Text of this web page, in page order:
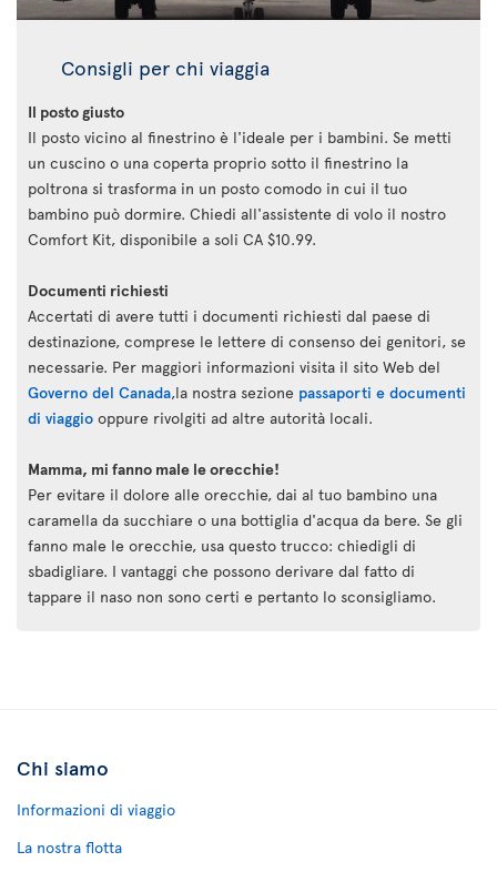
Consigli per chi viaggia
Il posto giusto
Il posto vicino al finestrino è l'ideale per i bambini. Se metti
un cuscino o una coperta proprio sotto il finestrino la
poltrona si trasforma in un posto comodo in cui il tuo
bambino può dormire. Chiedi all'assistente di volo il nostro
Comfort Kit, disponibile a soli CA $10.99.
Documenti richiesti
Accertati di avere tutti i documenti richiesti dal paese di
destinazione, comprese le lettere di consenso dei genitori, se
necessarie. Per maggiori informazioni visita il sito Web del
Governo del Canada,la nostra sezione passaporti e documenti
di viaggio oppure rivolgiti ad altre autorità locali.
Mamma, mi fanno male le orecchie!
Per evitare il dolore alle orecchie, dai al tuo bambino una
caramella da succhiare o una bottiglia d'acqua da bere. Se gli
fanno male le orecchie, usa questo trucco: chiedigli di
sbadigliare. I vantaggi che possono derivare dal fatto di
tappare il naso non sono certi e pertanto lo sconsigliamo.
Chi siamo
Informazioni di viaggio
La nostra flotta